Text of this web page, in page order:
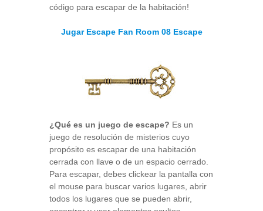
código para escapar de la habitación!
Jugar Escape Fan Room 08 Escape
¿Qué es un juego de escape? Es un
juego de resolución de misterios cuyo
propósito es escapar de una habitación
cerrada con llave o de un espacio cerrado.
Para escapar, debes clickear la pantalla con
el mouse para buscar varios lugares, abrir
todos los lugares que se pueden abrir,